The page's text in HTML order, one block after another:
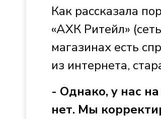
Как рассказала
«АХК Ритейл»
магазинах есть
из интернета,
- Однако, у нас
нет. Мы